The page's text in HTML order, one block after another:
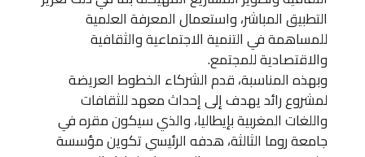
التطبيق المباشر، واستعمال المعرفة العلمية
للمساهمة في التنمية الاجتماعية والثقافية
والاقتصادية للمجتمع.
وبهذه المناسبة، قدم الشركاء الخطوط العريضة
لمشروع رائد يهدف إلى إحداث معهد للثقافات
واللغات المغربية بإيطاليا، والذي سيكون مقره في
جامعة روما الثالثة، هدفه الرئيسي تكوين مؤسسة